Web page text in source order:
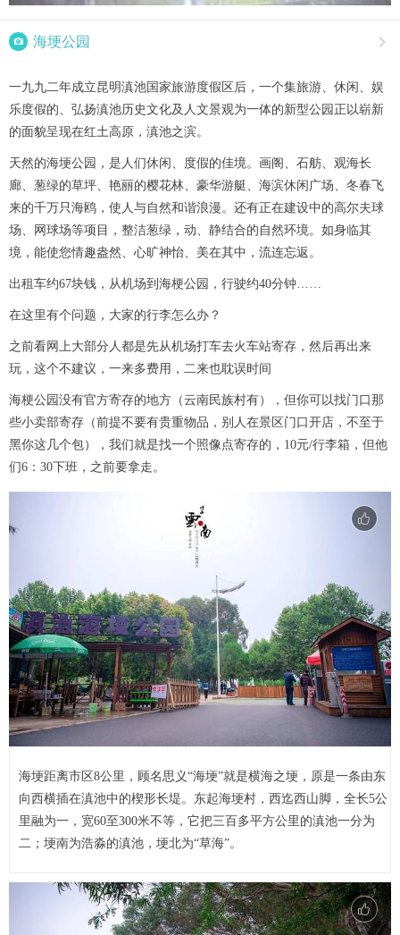
 海埂公园 
一九九二年成立昆明滇池国家旅游度假区后，一个集旅游、休闲、娱
乐度假的、弘扬滇池历史文化及人文景观为一体的新型公园正以崭新
的面貌呈现在红土高原，滇池之滨。
天然的海埂公园，是人们休闲、度假的佳境。画阁、石舫、观海长
廊、葱绿的草坪、艳丽的樱花林、豪华游艇、海滨休闲广场、冬春飞
来的千万只海鸥，使人与自然和谐浪漫。还有正在建设中的高尔夫球
场、网球场等项目，整洁葱绿，动、静结合的自然环境。如身临其
境，能使您情趣盎然、心旷神怡、美在其中，流连忘返。
出租车约67块钱，从机场到海梗公园，行驶约40分钟……
在这里有个问题，大家的行李怎么办？
之前看网上大部分人都是先从机场打车去火车站寄存，然后再出来
玩，这个不建议，一来多费用，二来也耽误时间
海梗公园没有官方寄存的地方（云南民族村有），但你可以找门口那
些小卖部寄存（前提不要有贵重物品，别人在景区门口开店，不至于
黑你这几个包），我们就是找一个照像点寄存的，10元/行李箱，但他
们6：30下班，之前要拿走。
海埂距离市区8公里，顾名思义“海埂”就是横海之埂，原是一条由东
向西横插在滇池中的楔形长堤。东起海埂村，西迄西山脚，全长5公
里融为一，宽60至300米不等，它把三百多平方公里的滇池一分为
二；埂南为浩淼的滇池，埂北为“草海”。